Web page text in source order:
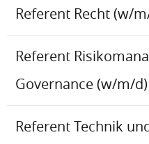
Referent Recht (w/
Referent
Governance (w/m/d)
Referent Technik